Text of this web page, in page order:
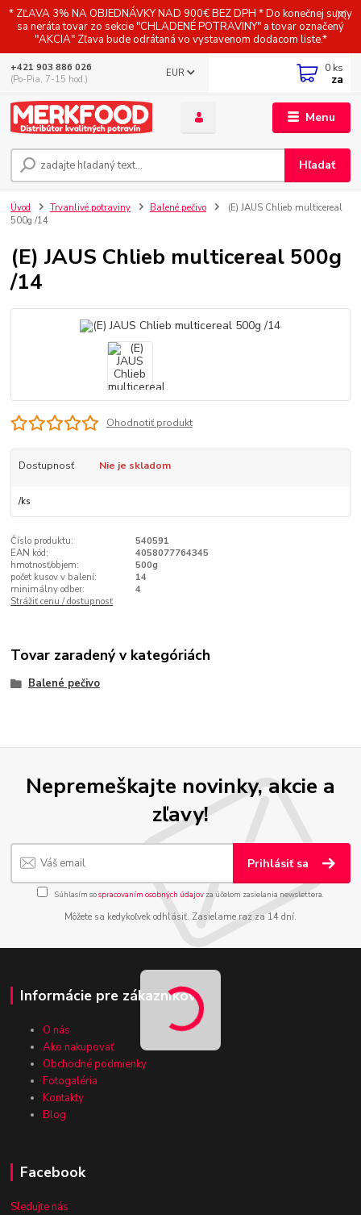
* ZĽAVA 3% NA OBJEDNÁVKY NAD 900€ BEZ DPH * Do konečnej sumy
sa neráta tovar zo sekcie "CHLADENÉ POTRAVINY" a tovar označený
"AKCIA" Zľava bude odrátaná vo vystavenom dodacom liste.*
Menu
EUR
Hľadať
+421 903 886 026
(Po-Pia, 7-15 hod.)
0 ks
za
Úvod Trvanlivé potraviny Balené pečivo
(E) JAUS Chlieb multicereal
500g /14
(E) JAUS Chlieb multicereal 500g
/14
Ohodnotiť produkt
Dostupnosť Nie je skladom
/ks
Číslo produktu:
540591
EAN kód:
4058077764345
hmotnosť/objem:
500g
počet kusov v balení:
14
minimálny odber:
4
Strážiť cenu / dostupnosť
Tovar zaradený v kategóriách
Balené pečivo
Nepremeškajte novinky, akcie a
zľavy!
Prihlásiť sa
Súhlasím sospracovaním osobných údajov za účelom zasielania newslettera.
Môžete sa kedykoľvek odhlásiť. Zasielame raz za 14 dní.
Informácie pre zákazníkov
O nás
Ako nakupovať
Obchodné podmienky
Fotogaléria
Kontakty
Blog
Facebook
Sledujte nás